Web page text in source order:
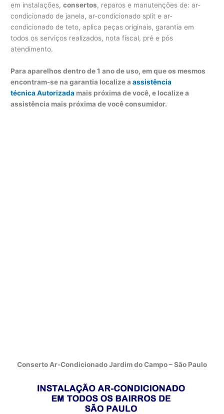
em instalações,consertos, reparos e manutenções de: ar-
condicionado de janela, ar-condicionado split e ar-
condicionado de teto, aplica peças originais, garantia em
todos os serviços realizados, nota fiscal, pré e pós
atendimento.
Para aparelhos dentro de 1 ano de uso, em que os mesmos
encontram-se na garantia localize aassistência
técnica Autorizada mais próxima de você, e localize a
assistência mais próxima de você consumidor.
Conserto Ar-Condicionado Jardim do Campo – São Paulo